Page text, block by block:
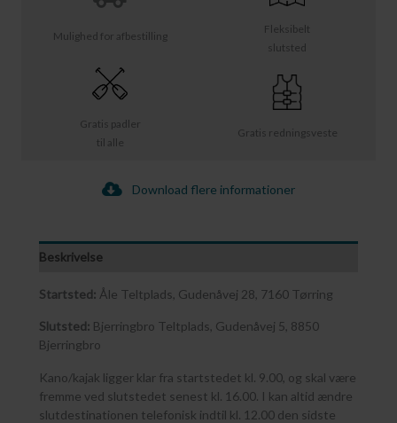
Gratis redningsveste
Gratis padler
til alle
Fleksibelt
slutsted
Mulighed for afbestilling
Download flere informationer
Beskrivelse
Startsted: Åle Teltplads, Gudenåvej 28, 7160 Tørring
Slutsted: Bjerringbro Teltplads, Gudenåvej 5, 8850
Bjerringbro
Kano/kajak ligger klar fra startstedet kl. 9.00, og skal være
fremme ved slutstedet senest kl. 16.00. I kan altid ændre
slutdestinationen telefonisk indtil kl. 12.00 den sidste